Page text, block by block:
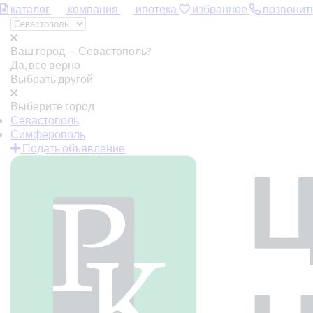
каталог компания ипотека избранное
Ваш город — Севастополь?
Да, все верно
Выбрать другой
Выберите город
Севастополь
Симферополь
Подать объявление